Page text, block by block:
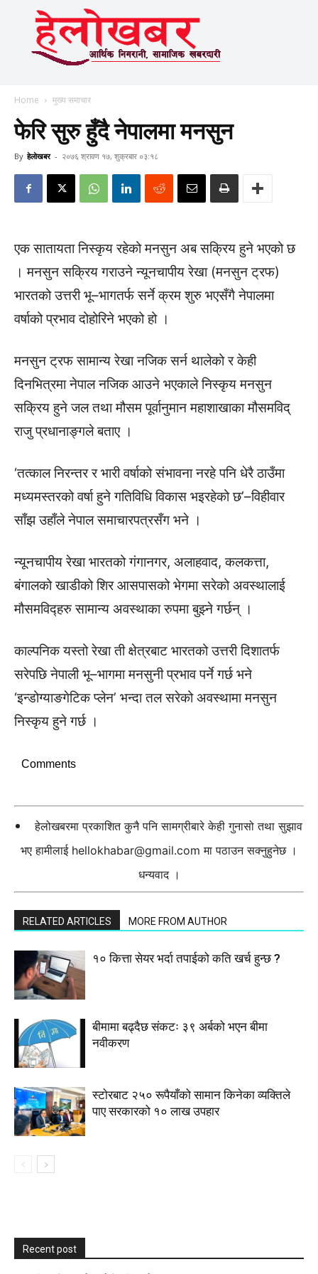
Home मुख्य समाचार
फेरि सुरु हुँदै नेपालमा मनसुन
By हेलाेखबर - २०७६ श्रावण १७, शुक्रबार ०३:१८
एक सातायता निस्कृय रहेको मनसुन अब सक्रिय हुने भएको छ
। मनसुन सक्रिय गराउने न्यूनचापीय रेखा (मनसुन ट्रफ)
भारतको उत्तरी भू–भागतर्फ सर्ने क्रम शुरु भएसँगै नेपालमा
वर्षाको प्रभाव दोहोरिने भएको हो ।
मनसुन ट्रफ सामान्य रेखा नजिक सर्न थालेको र केही
दिनभित्रमा नेपाल नजिक आउने भएकाले निस्कृय मनसुन
सक्रिय हुने जल तथा मौसम पूर्वानुमान महाशाखाका मौसमविद्
राजु प्रधानाङ्गले बताए ।
‘तत्काल निरन्तर र भारी वर्षाको संभावना नरहे पनि धेरै ठाउँमा
मध्यमस्तरको वर्षा हुने गतिविधि विकास भइरहेको छ’–विहीवार
साँझ उहाँले नेपाल समाचारपत्रसँग भने ।
न्यूनचापीय रेखा भारतको गंगानगर, अलाहवाद, कलकत्ता,
बंगालको खाडीको शिर आसपासको भेगमा सरेको अवस्थालाई
मौसमविद्हरु सामान्य अवस्थाका रुपमा बुझ्ने गर्छन् ।
काल्पनिक यस्तो रेखा ती क्षेत्रबाट भारतको उत्तरी दिशातर्फ
सरेपछि नेपाली भू–भागमा मनसुनी प्रभाव पर्ने गर्छ भने
‘इन्डोग्याङगेटिक प्लेन’ भन्दा तल सरेको अवस्थामा मनसुन
निस्कृय हुने गर्छ ।
Comments
हेलोखबरमा प्रकाशित कुनै पनि सामग्रीबारे केही गुनासो तथा सुझाव
भए हामीलाई hellokhabar@gmail.com मा पठाउन सक्नुहुनेछ ।
धन्यवाद ।
RELATED ARTICLES MORE FROM AUTHOR
१० कित्ता सेयर भर्दा तपाईको कति खर्च हुन्छ ?
बीमामा बढ्दैछ संकटः ३९ अर्बको भएन बीमा
नवीकरण
स्टाेरबाट २५० रूपैयाँको सामान किनेका व्यक्तिले
पाए सरकारको १० लाख उपहार
Recent post